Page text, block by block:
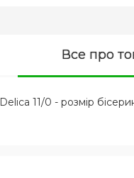
Все про
Delica 11/0 - розмір